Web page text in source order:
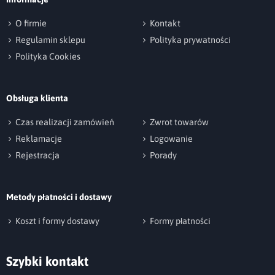
oraz posiada dodatek złotej nitki metalizowanej. Jest to
tkanina, która odpowiednio pielęgnowana, nie przyjmuje
Wykończenie: mankiet na 5 cm, róg zaszyty kopertowo w
Bieżnik można stosować dwustronnie
Tkanina posiada
certyfikat OEKO-TEX Standard 100.
Wyślij opinię
O firmie
Kontakt
Regulamin sklepu
Polityka prywatności
Polityka Cookies
Obsługa klienta
Czas realizacji zamówień
Zwrot towarów
Reklamacje
Logowanie
Rejestracja
Porady
Metody płatności i dostawy
Koszt i formy dostawy Formy płatności
Szybki kontakt